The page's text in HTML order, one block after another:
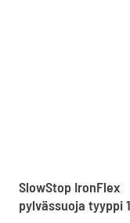
SlowStop IronFlex
pylvässuoja tyyppi 1